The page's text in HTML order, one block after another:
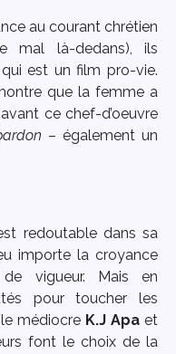
au courant chrétien
mal là-dedans), ils
est un film pro-vie.
que la femme a
ce chef-d’oeuvre
– également un
redoutable dans sa
importe la croyance
vigueur. Mais en
pour toucher les
médiocre K.J Apa et
font le choix de la